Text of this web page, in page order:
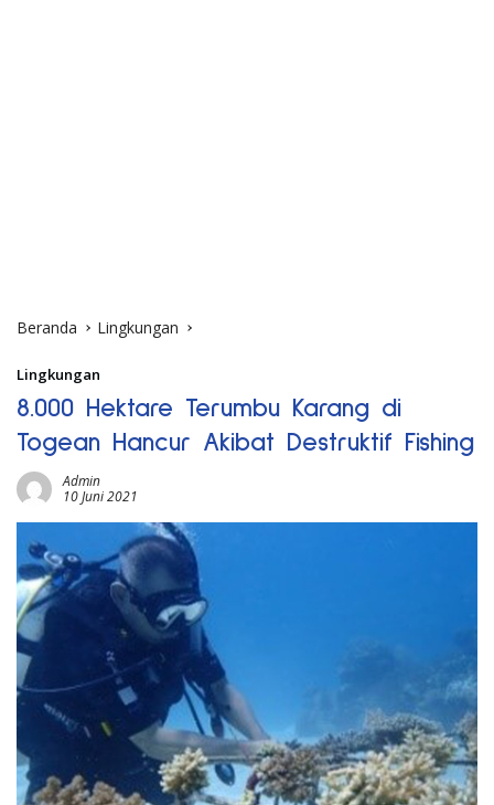
Beranda Lingkungan
Lingkungan
8.000 Hektare Terumbu Karang di
Togean Hancur Akibat Destruktif Fishing
Admin
10 Juni 2021